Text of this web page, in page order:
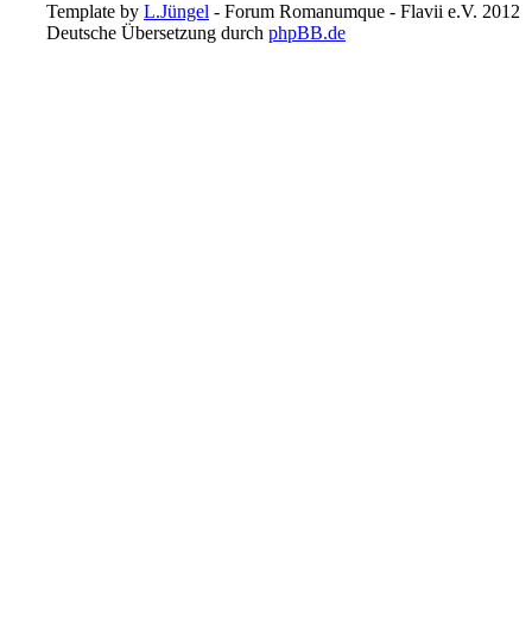
Template by L.Jüngel - Forum Romanumque - Flavii e.V. 2012
Deutsche Übersetzung durch phpBB.de